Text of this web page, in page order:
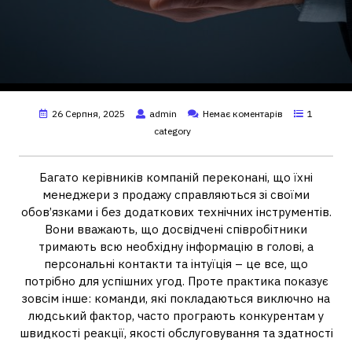
26 Серпня, 2025 admin Немає коментарів
1
category
Багато керівників компаній переконані, що їхні
менеджери з продажу справляються зі своїми
обов’язками і без додаткових технічних інструментів.
Вони вважають, що досвідчені співробітники
тримають всю необхідну інформацію в голові, а
персональні контакти та інтуїція – це все, що
потрібно для успішних угод. Проте практика показує
зовсім інше: команди, які покладаються виключно на
людський фактор, часто програють конкурентам у
швидкості реакції, якості обслуговування та здатності